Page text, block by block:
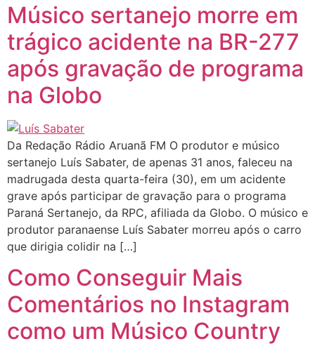
Músico sertanejo morre em
trágico acidente na BR-277
após gravação de programa
na Globo
Da Redação Rádio Aruanã FM O produtor e músico
sertanejo Luís Sabater, de apenas 31 anos, faleceu na
madrugada desta quarta-feira (30), em um acidente
grave após participar de gravação para o programa
Paraná Sertanejo, da RPC, afiliada da Globo. O músico e
produtor paranaense Luís Sabater morreu após o carro
que dirigia colidir na […]
Como Conseguir Mais
Comentários no Instagram
como um Músico Country